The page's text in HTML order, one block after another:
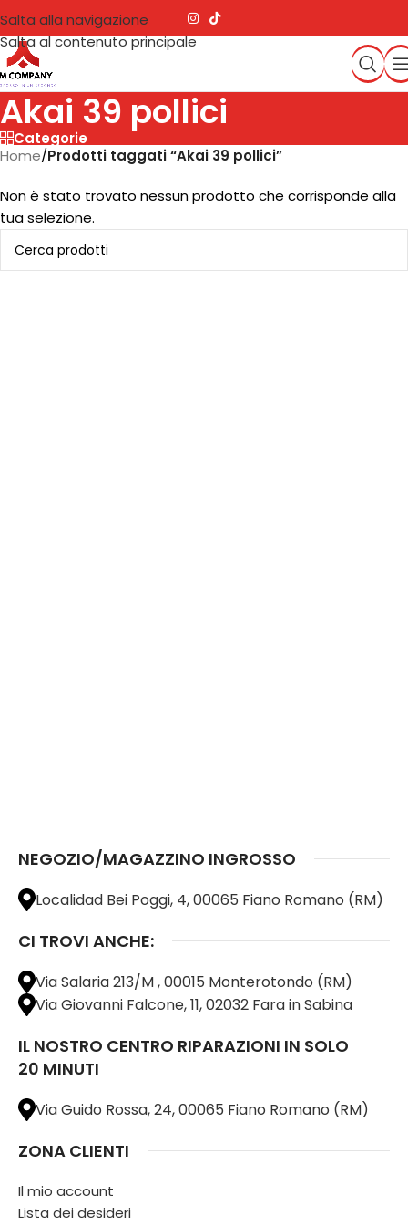
Salta alla navigazione
Salta al contenuto principale
Akai 39 pollici
Categorie
Home/Prodotti taggati “Akai 39 pollici”
Non è stato trovato nessun prodotto che corrisponde alla
tua selezione.
NEGOZIO/MAGAZZINO INGROSSO
Localidad Bei Poggi, 4, 00065 Fiano Romano (RM)
CI TROVI ANCHE:
Via Salaria 213/M , 00015 Monterotondo (RM)
Via Giovanni Falcone, 11, 02032 Fara in Sabina
IL NOSTRO CENTRO RIPARAZIONI IN SOLO
20 MINUTI
Via Guido Rossa, 24, 00065 Fiano Romano (RM)
ZONA CLIENTI
Il mio account
Lista dei desideri